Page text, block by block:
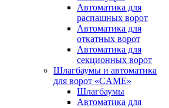
Автоматика для
распашных ворот
Автоматика для
откатных ворот
Автоматика для
секционных ворот
Шлагбаумы и автоматика
для ворот «CAME»
Шлагбаумы
Автоматика для